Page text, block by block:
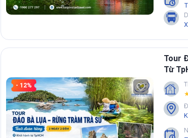
Quý khách vui lòng xem danh sách tour hiển thị bên
HOTLINE1900.277.297|0907422717
- 12%
Tour
Từ